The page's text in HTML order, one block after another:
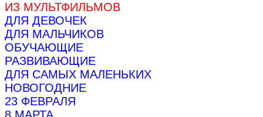
ИЗ МУЛЬТФИЛЬМОВ
ДЛЯ ДЕВОЧЕК
ДЛЯ МАЛЬЧИКОВ
ОБУЧАЮЩИЕ
РАЗВИВАЮЩИЕ
ДЛЯ САМЫХ МАЛЕНЬКИХ
НОВОГОДНИЕ
23 ФЕВРАЛЯ